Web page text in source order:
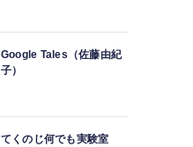
Google Tales（佐藤由紀
子）
てくのじ何でも実験室